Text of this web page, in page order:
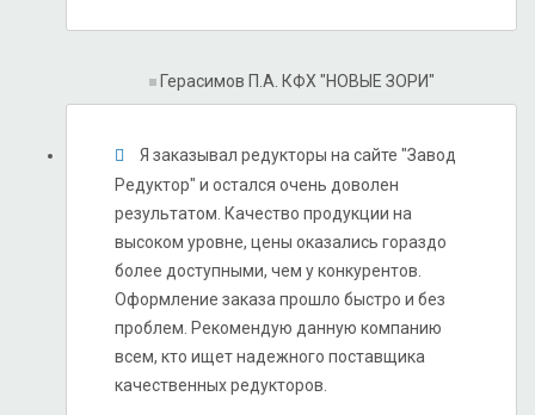
Герасимов П.А. КФХ "НОВЫЕ ЗОРИ"
Я заказывал редукторы на сайте "Завод
Редуктор" и остался очень доволен
результатом. Качество продукции на
высоком уровне, цены оказались гораздо
более доступными, чем у конкурентов.
Оформление заказа прошло быстро и без
проблем. Рекомендую данную компанию
всем, кто ищет надежного поставщика
качественных редукторов.